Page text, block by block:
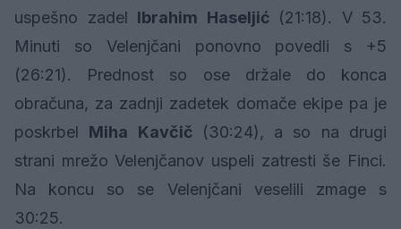
uspešno zadel Ibrahim Haseljić (21:18). V 53.
Minuti so Velenjčani ponovno povedli s +5
(26:21). Prednost so ose držale do konca
obračuna, za zadnji zadetek domače ekipe pa je
poskrbel Miha Kavčič
(30:24), a so na drugi
strani mrežo Velenjčanov uspeli zatresti še Finci.
Na koncu so se Velenjčani veselili zmage s
30:25.